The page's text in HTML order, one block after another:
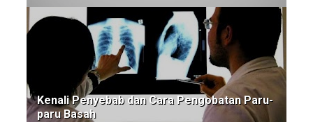
Kenali Penyebab dan Cara Pengobatan Paru-
paru Basah